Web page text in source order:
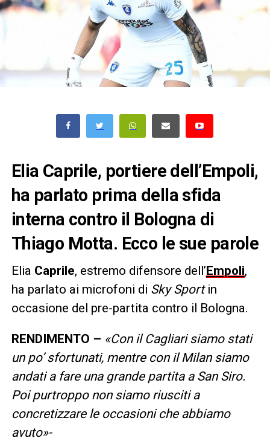
Elia Caprile, portiere dell’Empoli,
ha parlato prima della sfida
interna contro il Bologna di
Thiago Motta. Ecco le sue parole
Elia Caprile, estremo difensore dell’Empoli,
ha parlato ai microfoni di Sky Sportin
occasione del pre-partita contro il Bologna.
RENDIMENTO – «Con il Cagliari siamo stati
un po’ sfortunati, mentre con il Milan siamo
andati a fare una grande partita a San Siro.
Poi purtroppo non siamo riusciti a
concretizzare le occasioni che abbiamo
avuto»-